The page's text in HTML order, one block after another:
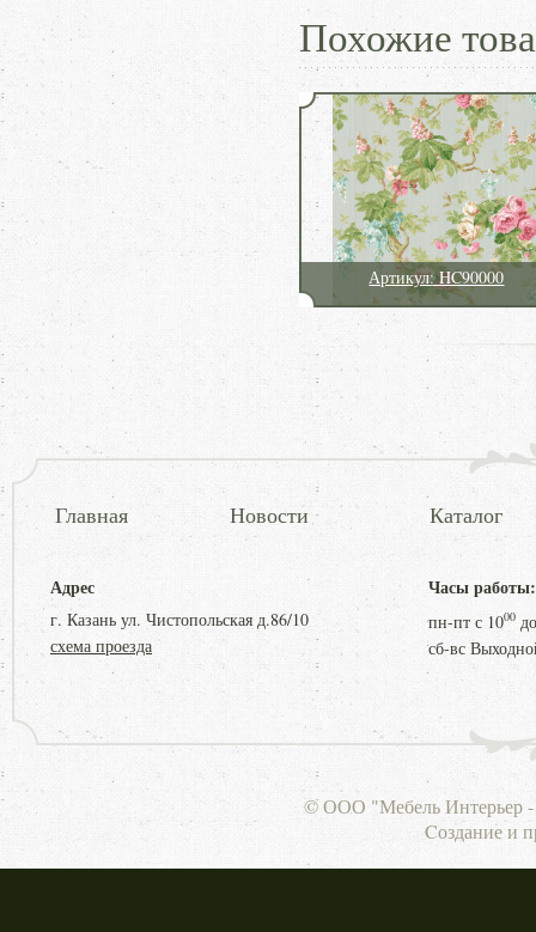
Похожие
Артикул: HC90000
Главная Новости Каталог
Адрес
г. Казань ул. Чистопольская д.86/10
схема проезда
Часы работы:
пн-пт с 1000
сб-вс
© ООО "Мебель Интерьер -
Cоздание и